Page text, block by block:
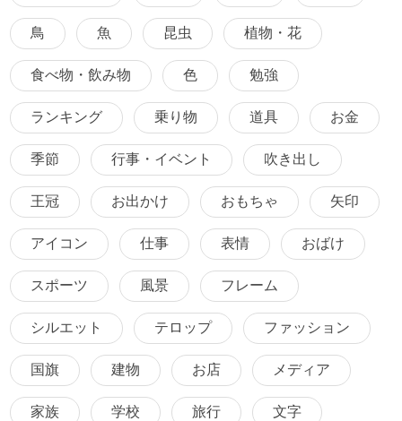
鳥 魚 昆虫 植物・花
食べ物・飲み物 色 勉強
ランキング 乗り物 道具 お金
季節 行事・イベント 吹き出し
王冠 お出かけ おもちゃ 矢印
アイコン 仕事 表情 おばけ
スポーツ 風景 フレーム
シルエット テロップ ファッション
国旗 建物 お店 メディア
家族 学校 旅行 文字